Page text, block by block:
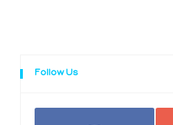
Follow Us